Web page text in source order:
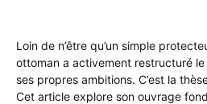
Loin de n’être qu’un simple
ottoman a activement restructuré
ses propres ambitions. C’est la
Cet article explore son ouvrage